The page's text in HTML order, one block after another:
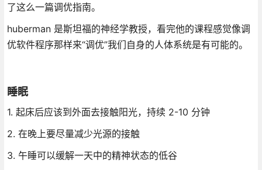
了这么一篇调优指南。
huberman 是斯坦福的神经学教授，看完他的课程感觉像调
优软件程序那样来“调优”我们自身的人体系统是有可能的。
睡眠
1. 起床后应该到外面去接触阳光，持续 2-10 分钟
2. 在晚上要尽量减少光源的接触
3. 午睡可以缓解一天中的精神状态的低谷